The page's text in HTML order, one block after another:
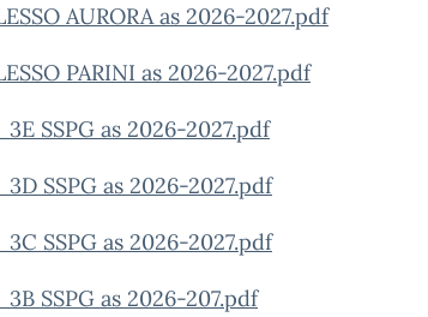
AURORA as 2026-2027.pdf
PARINI as 2026-2027.pdf
SSPG as 2026-2027.pdf
SSPG as 2026-2027.pdf
SSPG as 2026-2027.pdf
SSPG as 2026-207.pdf